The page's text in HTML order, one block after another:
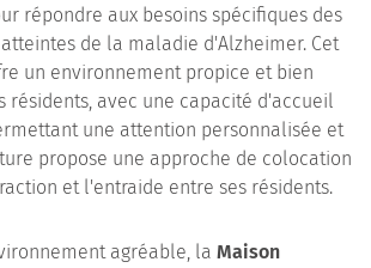
répondre aux besoins spécifiques des
de la maladie d'Alzheimer. Cet
un environnement propice et bien
résidents, avec une capacité d'accueil
une attention personnalisée et
propose une approche de colocation
et l'entraide entre ses résidents.
agréable, la Maison